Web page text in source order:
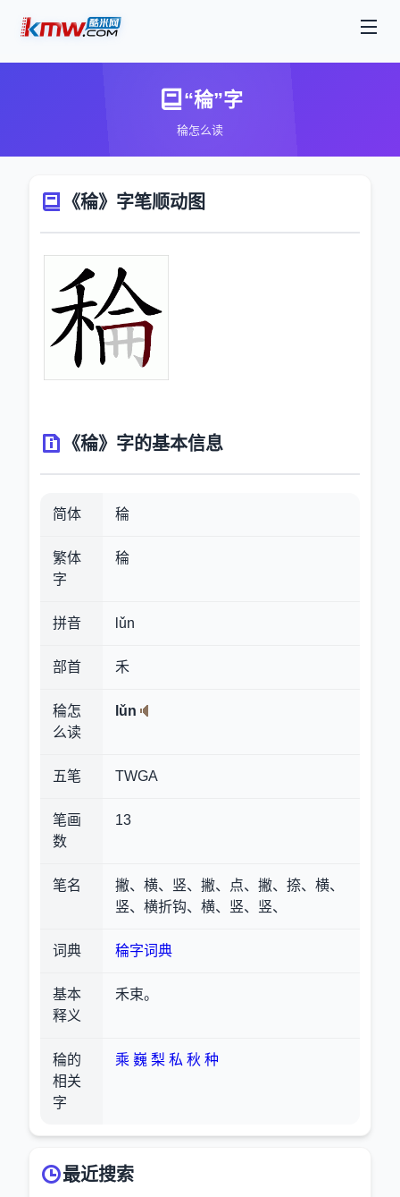
“稐”字
稐怎么读
《稐》字笔顺动图
《稐》字的基本信息
简体 稐
繁体
字
稐
拼音 lǔn
部首 禾
稐怎
么读
lǔn
五笔 TWGA
笔画
数
13
笔名
撇、横、竖、撇、点、撇、捺、横、
竖、横折钩、横、竖、竖、
词典 稐字词典
基本
释义
禾束。
稐的
相关
字
乘 巍 梨 私 秋 种
最近搜索